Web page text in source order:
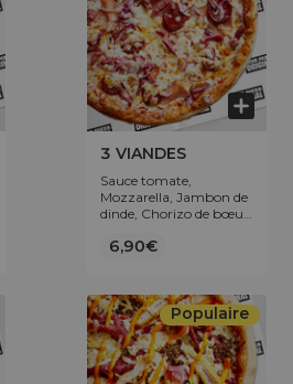
3 VIANDES
Sauce tomate,
Mozzarella, Jambon de
dinde, Chorizo de bœuf,
Oignons.
6,90€
Populaire